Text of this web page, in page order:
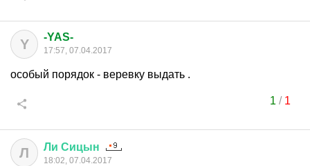
Y -YAS-
17:57, 07.04.2017
особый порядок - веревку выдать .
1 / 1
Л Ли Сицын
18:02, 07.04.2017